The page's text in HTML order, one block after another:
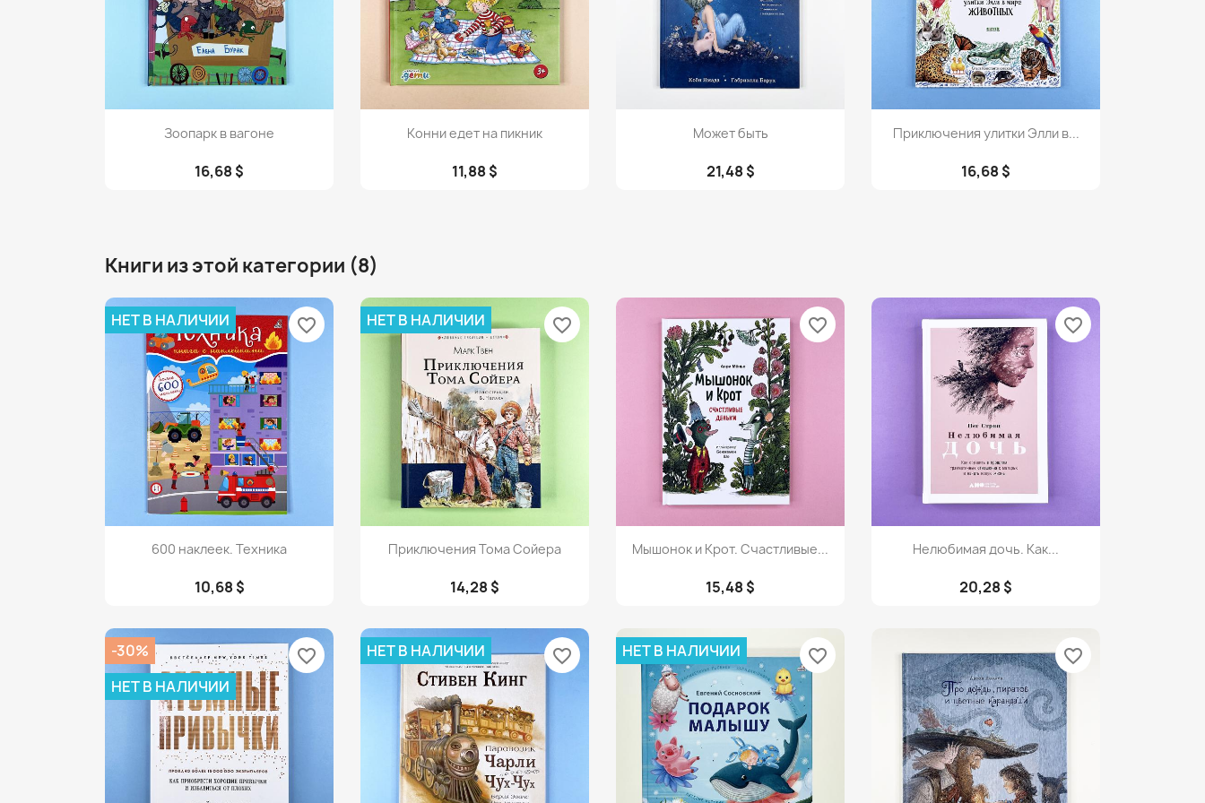
Просмотр
Зоопарк в вагоне
16,68 $
Просмотр
Конни едет на пикник
11,88 $
Просмотр
Может быть
21,48 $
Просмотр
Приключения улитки Элли в...
16,68 $
Книги из этой категории (8)
Просмотр
600 наклеек. Техника
10,68 $
НЕТ В НАЛИЧИИ favorite_border
Просмотр
Приключения Тома Сойера
14,28 $
НЕТ В НАЛИЧИИ favorite_border
Просмотр
Мышонок и Крот. Счастливые...
15,48 $
favorite_border
Просмотр
Нелюбимая дочь. Как...
20,28 $
favorite_border
-30%
НЕТ В НАЛИЧИИ
favorite_border НЕТ В НАЛИЧИИ favorite_border НЕТ В НАЛИЧИИ favorite_border favorite_border